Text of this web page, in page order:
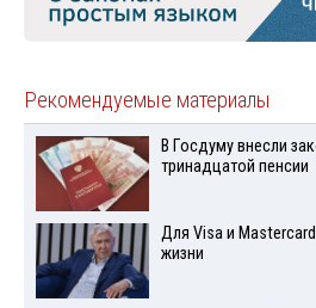
Рекомендуемые материалы
В Госдуму внесли
тринадцатой пенсии
Для Visа и
жизни